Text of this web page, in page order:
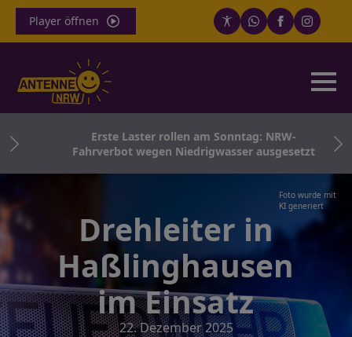
Player öffnen
Erste Laster rollen am Sonntag: NRW-
Fahrverbot wegen Niedrigwasser ausgesetzt
Foto wurde mit
KI generiert
Drehleiter in
Haßlinghausen
im Einsatz
22. Dezember 2025